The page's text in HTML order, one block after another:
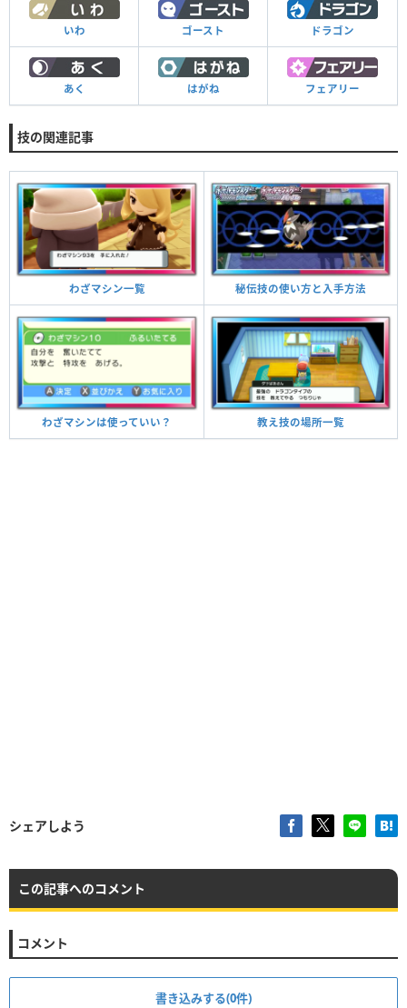
いわ ゴースト ドラゴン
あく はがね フェアリー
技の関連記事
わざマシン一覧 秘伝技の使い方と入手方法
わざマシンは使っていい？ 教え技の場所一覧
シェアしよう
この記事へのコメント
コメント
書き込みする(0件)